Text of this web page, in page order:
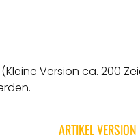
Version ca. 200
ARTIKEL VERSION